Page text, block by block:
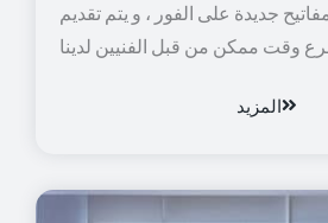
جديدة على الفور ، و يتم تقديم
المزيد